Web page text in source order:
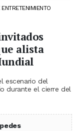
alista
escenario del
durante el cierre del